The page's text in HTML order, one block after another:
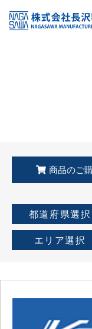
KSS加盟店・取扱店
店舗一覧
商品のご
都道府県選択
エリア選択